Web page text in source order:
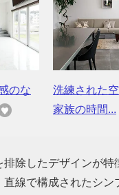
のな
洗練された
家族の時間...
除したデザインが
線で構成されたシ